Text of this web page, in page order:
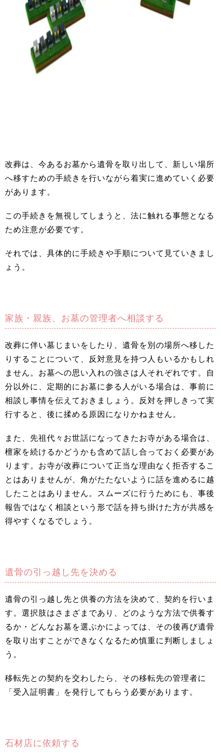
改葬は、今あるお墓から遺骨を取り出して、新しい場所
へ移すための手続きを行いながら着実に進めていく必要
があります。
この手続きを無視してしまうと、法に触れる事態となる
ため注意が必要です。
それでは、具体的に手続きや手順について見ていきまし
ょう。
家族・親族、お墓の管理者へ相談する
改葬に伴い墓じまいをしたり、遺骨を別の場所へ移した
りすることについて、反対意見を持つ人もいるかもしれ
ません。お墓への思い入れの強さは人それぞれです。自
分以外に、定期的にお墓に参る人がいる場合は、事前に
相談し事情を伝えておきましょう。反対を押しきって実
行すると、後に揉める原因になりかねません。
また、先祖代々お世話になってきたお寺がある場合は、
檀家を続けるかどうかも含めて話し合っておく必要があ
ります。お寺が改葬について正当な理由なく拒否するこ
とはありませんが、角がたたないように話を進めるに越
したことはありません。スムーズに行うためにも、事後
報告ではなく相談という形で話を持ち掛けた方が共感を
得やすくなるでしょう。
遺骨の引っ越し先を決める
遺骨の引っ越し先と供養の方法を決めて、契約を行いま
す。選択肢はさまざまであり、どのような方法で供養す
るか・どんなお墓を選ぶかによっては、その後再び遺骨
を取り出すことができなくなるため慎重に判断しましょ
う。
移転先との契約を交わしたら、その移転先の管理者に
「受入証明書」を発行してもらう必要があります。
石材店に依頼する